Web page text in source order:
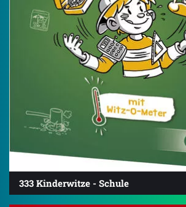
333 Kinderwitze - Schule